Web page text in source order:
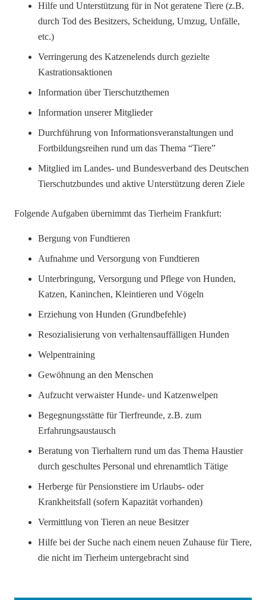
Hilfe und Unterstützung für in Not geratene Tiere (z.B.
durch Tod des Besitzers, Scheidung, Umzug, Unfälle,
etc.)
Verringerung des Katzenelends durch gezielte
Kastrationsaktionen
Information über Tierschutzthemen
Information unserer Mitglieder
Durchführung von Informationsveranstaltungen und
Fortbildungsreihen rund um das Thema “Tiere”
Mitglied im Landes- und Bundesverband des Deutschen
Tierschutzbundes und aktive Unterstützung deren Ziele
Folgende Aufgaben übernimmt das Tierheim Frankfurt:
Bergung von Fundtieren
Aufnahme und Versorgung von Fundtieren
Unterbringung, Versorgung und Pflege von Hunden,
Katzen, Kaninchen, Kleintieren und Vögeln
Erziehung von Hunden (Grundbefehle)
Resozialisierung von verhaltensauffälligen Hunden
Welpentraining
Gewöhnung an den Menschen
Aufzucht verwaister Hunde- und Katzenwelpen
Begegnungsstätte für Tierfreunde, z.B. zum
Erfahrungsaustausch
Beratung von Tierhaltern rund um das Thema Haustier
durch geschultes Personal und ehrenamtlich Tätige
Herberge für Pensionstiere im Urlaubs- oder
Krankheitsfall (sofern Kapazität vorhanden)
Vermittlung von Tieren an neue Besitzer
Hilfe bei der Suche nach einem neuen Zuhause für Tiere,
die nicht im Tierheim untergebracht sind